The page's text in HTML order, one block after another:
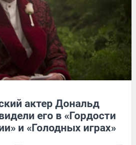
актер Дональд
его в «Гордости
и «Голодных играх»